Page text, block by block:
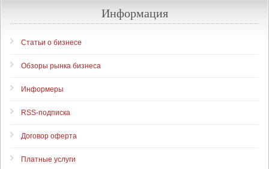
Информация
Статьи о бизнесе
Обзоры рынка бизнеса
Информеры
RSS-подписка
Договор оферта
Платные услуги